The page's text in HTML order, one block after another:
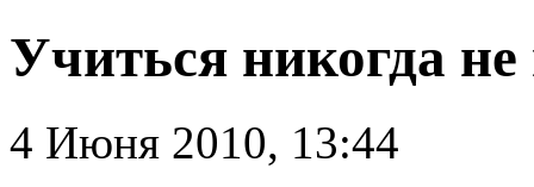
Учиться никогда не
4 Июня 2010, 13:44